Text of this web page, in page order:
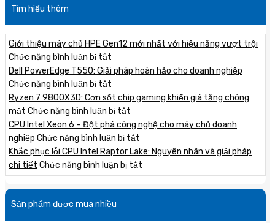
Tìm hiểu thêm
Giới thiệu máy chủ HPE Gen12 mới nhất với hiệu năng vượt trội
Chức năng bình luận bị tắt
Giới
máy
chủ
HPE
Gen12
mới
nhất
với
hiệu
năng
vượt
Dell PowerEdge T550: Giải pháp hoàn hảo cho doanh nghiệp
Chức năng bình luận bị tắt
Dell
PowerEdge
T550:
Giải
pháp
hoàn
hảo
cho
doanh
nghiệp
Ryzen 7 9800X3D: Cơn sốt chip gaming khiến giá tăng chóng
mặt Chức năng bình luận bị tắt
Ryzen
7
9800X3D:
Cơn
sốt
chip
khiến
CPU Intel Xeon 6 – Đột phá công nghệ cho máy chủ doanh
nghiệp Chức năng bình luận bị tắt
CPU
Intel
Xeon
6
Đột
Khắc phục lỗi CPU Intel Raptor Lake: Nguyên nhân và giải pháp
chi tiết Chức năng bình luận bị tắt
Khắc
phục
CPU
Sản phẩm được mua nhiều